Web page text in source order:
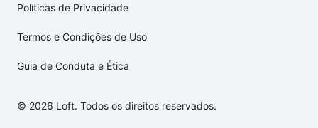
Políticas de Privacidade
Termos e Condições de Uso
Guia de Conduta e Ética
© 2026 Loft. Todos os direitos reservados.